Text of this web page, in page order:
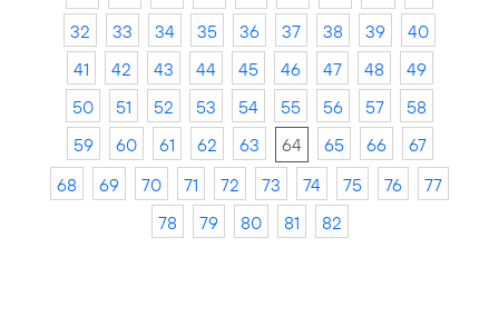
32
33 34 35 36 37 38 39
40
41
42 43 44 45 46 47 48
49
50
51 52 53 54 55 56 57
58
59
60 61 62 63 64 65 66
67
68
69 70 71 72 73 74 75 76
77
78
79 80 81 82